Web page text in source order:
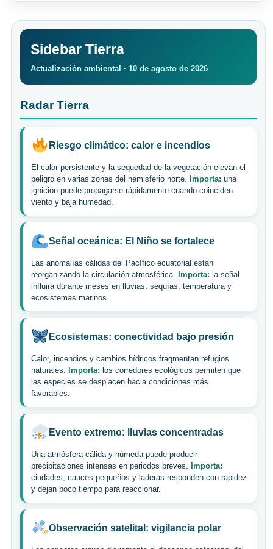
Sidebar Tierra
Actualización ambiental · 10 de agosto de 2026
Radar Tierra
Riesgo climático: calor e incendios
El calor persistente y la sequedad de la vegetación elevan el
peligro en varias zonas del hemisferio norte. Importa: una
ignición puede propagarse rápidamente cuando coinciden
viento y baja humedad.
Señal oceánica: El Niño se fortalece
Las anomalías cálidas del Pacífico ecuatorial están
reorganizando la circulación atmosférica. Importa: la señal
influirá durante meses en lluvias, sequías, temperatura y
ecosistemas marinos.
Ecosistemas: conectividad bajo presión
Calor, incendios y cambios hídricos fragmentan refugios
naturales. Importa: los corredores ecológicos permiten que
las especies se desplacen hacia condiciones más
favorables.
Evento extremo: lluvias concentradas
Una atmósfera cálida y húmeda puede producir
precipitaciones intensas en periodos breves. Importa:
ciudades, cauces pequeños y laderas responden con rapidez
y dejan poco tiempo para reaccionar.
Observación satelital: vigilancia polar